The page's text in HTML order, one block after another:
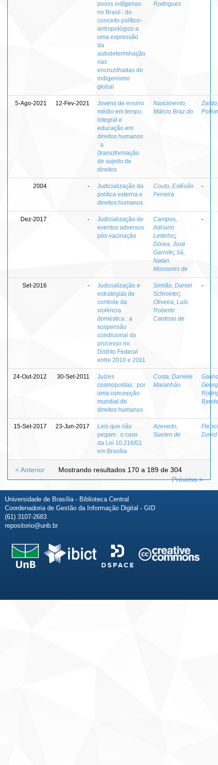
povos indígenas
no Brasil : do
conceito político-
antropológico a
uma expressão
da
autodeterminação
nas
encruzilhadas do
indigenismo
global
Rodrigues
5-Ago-2021 12-Fev-2021
Jovens de ensino
médio em tempo
integral e
educação em
direitos humanos
: a
(trans)formação
de sujeito de
direitos
Nascimento,
Márcio Braz do
2004 -
Judicialização da
política externa e
direitos humanos
Couto, Estêvão
Ferreira
-
Dez-2017 -
Judicialização de
eventos adversos
pós-vacinação
Campos,
Adriano
Leitinho;
Dórea, José
Garrofe; Sá,
Natan
Monsores de
-
Set-2016 -
Judicialização e
estratégias de
controle da
violência
doméstica : a
suspensão
condicional do
processo no
Distrito Federal
entre 2010 e 2011
Simião, Daniel
Schroeter;
Oliveira, Luís
Roberto
Cardoso de
-
24-Out-2012 30-Set-2011
Juízes
cosmopolitas : por
uma concepção
mundial de
direitos humanos
Costa, Daniele
Maranhão
15-Set-2017 23-Jun-2017
Leis que não
pegam : o caso
da Lei 10.216/01
em Brasília
Azevedo,
Suelen de
Mostrando resultados 170 a 189 de 304
< Anterior
Próximo >
Universidade de Brasília - Biblioteca Central
Coordenadoria de Gestão da Informação Digital - GID
(61) 3107-2683
repositorio@unb.br